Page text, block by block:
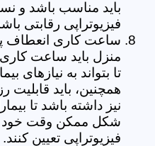
باید مناسب باشد و
فیزیوتراپی رقابتی
ساعت کاری انعطاف
منزل باید ساعت
تا بتواند به نیازهای
همچنین، باید قابلیت
نیز داشته باشد تا
شکل ممکن وقت خود
فیزیوتراپی تعیین کنند.